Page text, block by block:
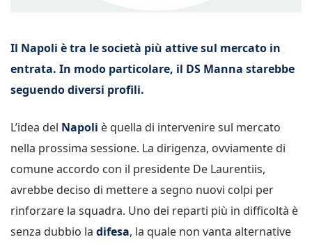
Il Napoli è tra le società più attive sul mercato in
entrata. In modo particolare, il DS Manna starebbe
seguendo diversi profili.
L’idea del Napoli è quella di intervenire sul mercato
nella prossima sessione. La dirigenza, ovviamente di
comune accordo con il presidente De Laurentiis,
avrebbe deciso di mettere a segno nuovi colpi per
rinforzare la squadra. Uno dei reparti più in difficoltà è
senza dubbio la difesa, la quale non vanta alternative